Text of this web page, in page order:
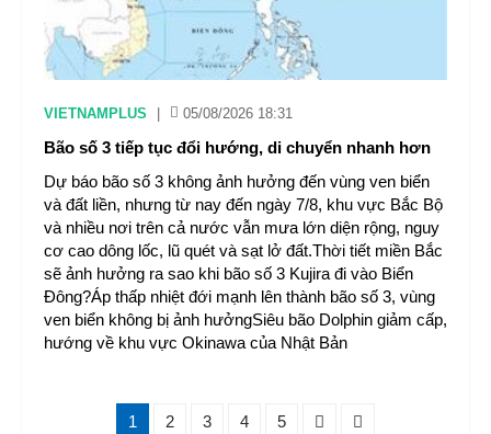
VIETNAMPLUS 05/08/2026 18:31
Bão số 3 tiếp tục đổi hướng, di chuyển nhanh hơn
Dự báo bão số 3 không ảnh hưởng đến vùng ven biển
và đất liền, nhưng từ nay đến ngày 7/8, khu vực Bắc Bộ
và nhiều nơi trên cả nước vẫn mưa lớn diện rộng, nguy
cơ cao dông lốc, lũ quét và sạt lở đất.Thời tiết miền Bắc
sẽ ảnh hưởng ra sao khi bão số 3 Kujira đi vào Biển
Đông?Áp thấp nhiệt đới mạnh lên thành bão số 3, vùng
ven biển không bị ảnh hưởngSiêu bão Dolphin giảm cấp,
hướng về khu vực Okinawa của Nhật Bản
1 2 3 4 5